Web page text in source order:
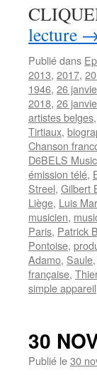
lecture
Publié dans
2013, 2017,
1946, 26
2018, 26
artistes belges,
Tirtiaux,
Chanson
D6BELS
émission télé,
Streel, Gilbert
Liège, Luis
musicien,
Paris, Patrick
Pontoise,
Adamo, Saule,
française,
simple appareil
30
Publié le30